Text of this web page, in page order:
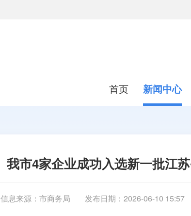
首页 新闻中心
我市4家企业成功入选新一批江
信息来源：市商务局 发布日期：2026-06-10 15:57